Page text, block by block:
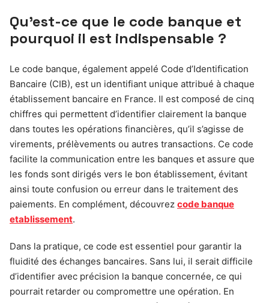
Qu’est-ce que le code banque et
pourquoi il est indispensable ?
Le code banque, également appelé Code d’Identification
Bancaire (CIB), est un identifiant unique attribué à chaque
établissement bancaire en France. Il est composé de cinq
chiffres qui permettent d’identifier clairement la banque
dans toutes les opérations financières, qu’il s’agisse de
virements, prélèvements ou autres transactions. Ce code
facilite la communication entre les banques et assure que
les fonds sont dirigés vers le bon établissement, évitant
ainsi toute confusion ou erreur dans le traitement des
paiements. En complément, découvrez code banque
etablissement.
Dans la pratique, ce code est essentiel pour garantir la
fluidité des échanges bancaires. Sans lui, il serait difficile
d’identifier avec précision la banque concernée, ce qui
pourrait retarder ou compromettre une opération. En